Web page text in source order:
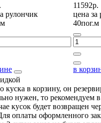
рулончик
11592р.
цена за
40пог.м
в
в корзину, он
нужен, то рекомендуем
кусок будет возвращен
оплаты оформленного